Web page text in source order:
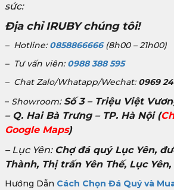
sức:
Địa chỉ IRUBY chúng tôi!
– Hotline: 0858866666(8h00 – 21h00)
– Tư vấn viên: 0988 388 595
– Chat Zalo/Whatapp/Wechat: 0969
– Showroom: Số 3 – Triệu Việt
– Q. Hai Bà Trưng – TP. Hà Nội(
Google Maps)
– Lục Yên: Chợ đá quý Lục Yên,
Thành, Thị trấn Yên Thế, Lục Yên,
Hướng Dẫn Cách Chọn Đá Quý và